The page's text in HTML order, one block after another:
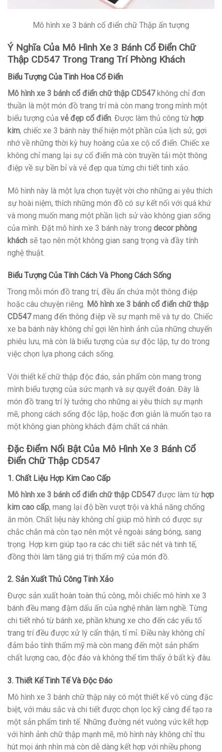
Mô hình xe 3 bánh cổ điển chữ Thập ấn tượng
Ý Nghĩa Của Mô Hình Xe 3 Bánh Cổ Điển Chữ
Thập CD547 Trong Trang Trí Phòng Khách
Biểu Tượng Của Tinh Hoa Cổ Điển
Mô hình xe 3 bánh cổ điển chữ thập CD547không chỉ đơn
thuần là một món đồ trang trí mà còn mang trong mình một
biểu tượng của vẻ đẹp cổ điển . Được làm thủ công từ hợp
kim, chiếc xe 3 bánh này thể hiện một phần của lịch sử, gợi
nhớ về những thời kỳ huy hoàng của xe cộ cổ điển. Chiếc xe
không chỉ mang lại sự cổ điển mà còn truyền tải một thông
điệp về sự bền bỉ và vẻ đẹp qua từng chi tiết tinh xảo.
Mô hình này là một lựa chọn tuyệt vời cho những ai yêu thích
sự hoài niệm, thích những món đồ có sự kết nối với quá khứ
và mong muốn mang một phần lịch sử vào không gian sống
của mình. Đặt mô hình xe 3 bánh này trong decor phòng
khách sẽ tạo nên một không gian sang trọng và đầy tính
nghệ thuật.
Biểu Tượng Của Tính Cách Và Phong Cách Sống
Trong mỗi món đồ trang trí, đều ẩn chứa một thông điệp
hoặc câu chuyện riêng. Mô hình xe 3 bánh cổ điển chữ thập
CD547mang đến thông điệp về sự mạnh mẽ và tự do. Chiếc
xe ba bánh này không chỉ gợi lên hình ảnh của những chuyến
phiêu lưu, mà còn là biểu tượng của sự độc lập, tự do trong
việc chọn lựa phong cách sống.
Với thiết kế chữ thập độc đáo, sản phẩm còn mang trong
mình biểu tượng của sức mạnh và sự quyết đoán. Đây là
món đồ trang trí lý tưởng cho những ai yêu thích sự mạnh
mẽ, phong cách sống độc lập, hoặc đơn giản là muốn tạo ra
một không gian phòng khách đậm chất cá nhân.
Đặc Điểm Nổi Bật Của Mô Hình Xe 3 Bánh Cổ
Điển Chữ Thập CD547
1. Chất Liệu Hợp Kim Cao Cấp
Mô hình xe 3 bánh cổ điển chữ thập CD547được làm từ hợp
kim cao cấp, mang lại độ bền vượt trội và khả năng chống
ăn mòn. Chất liệu này không chỉ giúp mô hình có được sự
chắc chắn mà còn tạo nên một vẻ ngoài sáng bóng, sang
trọng. Hợp kim giúp tạo ra các chi tiết sắc nét và tinh tế,
đồng thời làm tăng giá trị thẩm mỹ của món đồ.
2. Sản Xuất Thủ Công Tinh Xảo
Được sản xuất hoàn toàn thủ công, mỗi chiếc mô hình xe 3
bánh đều mang đậm dấu ấn của nghệ nhân làm nghề. Từng
chi tiết nhỏ từ bánh xe, phần khung xe cho đến các yếu tố
trang trí đều được xử lý cẩn thận, tỉ mỉ. Điều này không chỉ
đảm bảo tính thẩm mỹ mà còn mang đến một sản phẩm
chất lượng cao, độc đáo và không thể tìm thấy ở bất kỳ đâu.
3. Thiết Kế Tinh Tế Và Độc Đáo
Mô hình xe 3 bánh chữ thập này có một thiết kế vô cùng đặc
biệt, với màu sắc và chi tiết được chọn lọc kỹ càng để tạo ra
một sản phẩm tinh tế. Những đường nét vuông vức kết hợp
với hình ảnh chữ thập mạnh mẽ, mô hình này không chỉ thu
hút mọi ánh nhìn mà còn dễ dàng kết hợp với nhiều phong